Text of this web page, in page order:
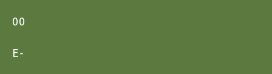
00
E-